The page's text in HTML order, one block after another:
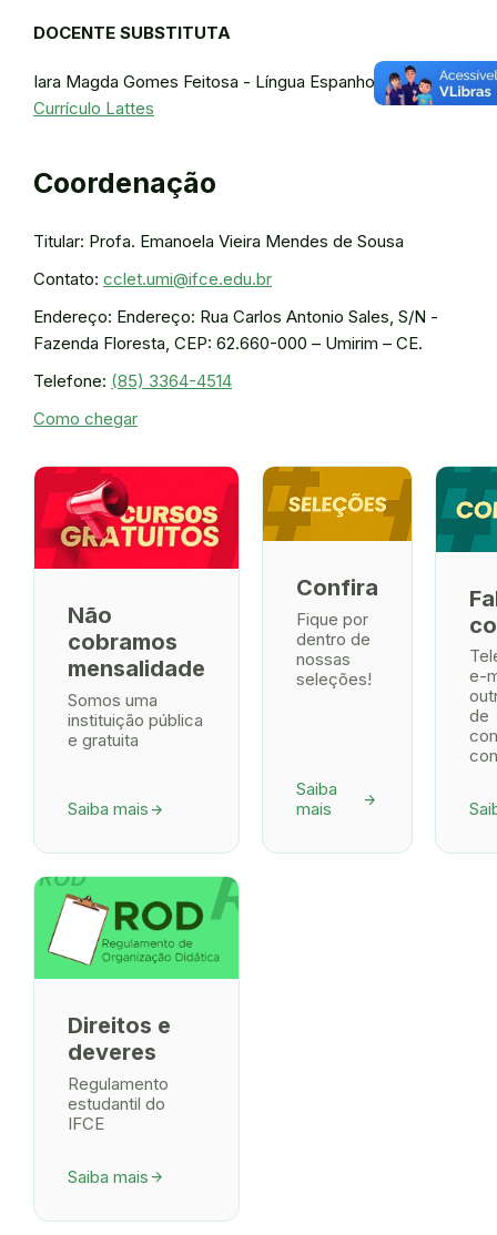
DOCENTE SUBSTITUTA
Iara Magda Gomes Feitosa - Língua Espanhola -
Currículo Lattes
Coordenação
Titular: Profa. Emanoela Vieira Mendes de Sousa
Contato: cclet.umi@ifce.edu.br
Endereço: Endereço: Rua Carlos Antonio Sales, S/N -
Fazenda Floresta, CEP: 62.660-000 – Umirim – CE.
Telefone: (85) 3364-4514
Como chegar
Não
cobramos
mensalidade
Somos uma
instituição pública
e gratuita
Saiba mais arrow_forward
Confira
Fique por
dentro de
nossas
seleções!
Saiba
mais
arrow_forward
e-
de
Direitos e
deveres
Regulamento
estudantil do
IFCE
Saiba mais arrow_forward